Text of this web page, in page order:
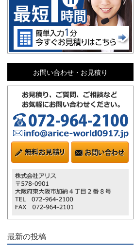
お問い合わせ・お見積り
最新の投稿